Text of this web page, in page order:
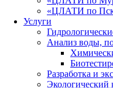
«ЦЛАТИ по
Услуги
Анализ воды,
Разработка и
Экологический